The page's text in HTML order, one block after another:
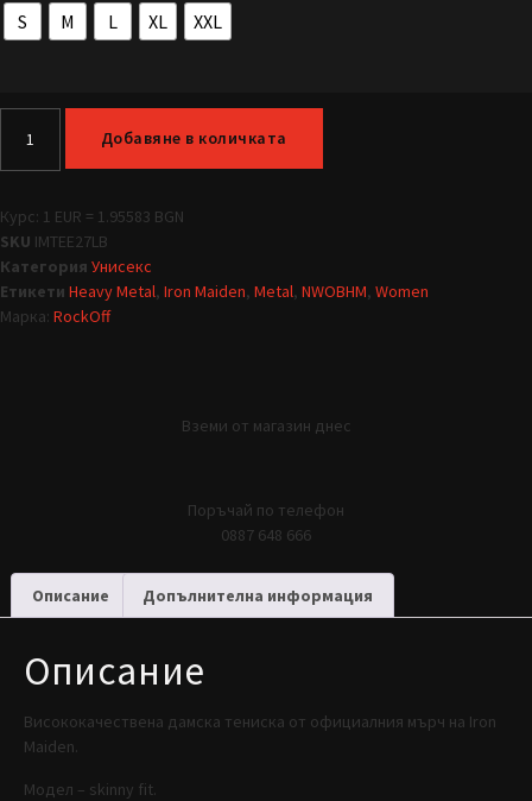
S M L XL XXL
Добавяне в количката
Курс: 1 EUR = 1.95583 BGN
SKU IMTEE27LB
Категория Унисекс
Етикети Heavy Metal, Iron Maiden, Metal, NWOBHM, Women
Марка: RockOff
Вземи от магазин днес
Поръчай по телефон
0887 648 666
Описание Допълнителна информация
Описание
Висококачествена дамска тениска от официалния мърч на Iron
Maiden.
Модел – skinny fit.